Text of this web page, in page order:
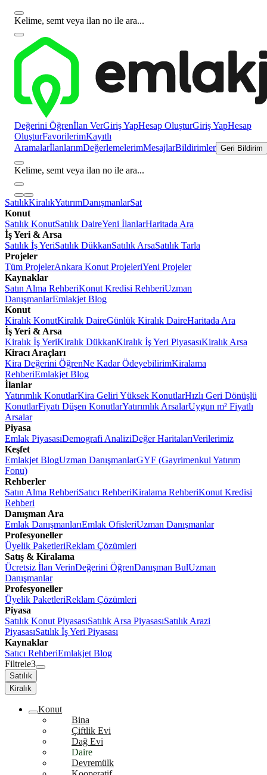
Kelime, semt veya ilan no ile ara...
Değerini Öğrenİlan VerGiriş YapHesap OluşturGiriş YapHesap
OluşturFavorilerimKayıtlı
AramalarİlanlarımDeğerlemelerimMesajlarBildirimler Geri Bildirim
Kelime, semt veya ilan no ile ara...
SatılıkKiralıkYatırımDanışmanlarSat
Konut
Satılık KonutSatılık DaireYeni İlanlarHaritada Ara
İş Yeri & Arsa
Satılık İş YeriSatılık DükkanSatılık ArsaSatılık Tarla
Projeler
Tüm ProjelerAnkara Konut ProjeleriYeni Projeler
Kaynaklar
Satın Alma RehberiKonut Kredisi RehberiUzman
DanışmanlarEmlakjet Blog
Konut
Kiralık KonutKiralık DaireGünlük Kiralık DaireHaritada Ara
İş Yeri & Arsa
Kiralık İş YeriKiralık DükkanKiralık İş Yeri PiyasasıKiralık Arsa
Kiracı Araçları
Kira Değerini ÖğrenNe Kadar ÖdeyebilirimKiralama
RehberiEmlakjet Blog
İlanlar
Yatırımlık KonutlarKira Geliri Yüksek KonutlarHızlı Geri Dönüşlü
KonutlarFiyatı Düşen KonutlarYatırımlık ArsalarUygun m² Fiyatlı
Arsalar
Piyasa
Emlak PiyasasıDemografi AnaliziDeğer HaritalarıVerilerimiz
Keşfet
Emlakjet BlogUzman DanışmanlarGYF (Gayrimenkul Yatırım
Fonu)
Rehberler
Satın Alma RehberiSatıcı RehberiKiralama RehberiKonut Kredisi
Rehberi
Danışman Ara
Emlak DanışmanlarıEmlak OfisleriUzman Danışmanlar
Profesyoneller
Üyelik PaketleriReklam Çözümleri
Satış & Kiralama
Ücretsiz İlan VerinDeğerini ÖğrenDanışman BulUzman
Danışmanlar
Profesyoneller
Üyelik PaketleriReklam Çözümleri
Piyasa
Satılık Konut PiyasasıSatılık Arsa PiyasasıSatılık Arazi
PiyasasıSatılık İş Yeri Piyasası
Kaynaklar
Satıcı RehberiEmlakjet Blog
Filtrele3
Satılık
Kiralık
Konut
Bina
Çiftlik Evi
Dağ Evi
Daire
Devremülk